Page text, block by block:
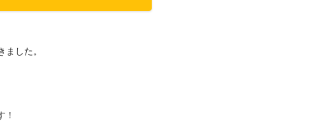
した。
！